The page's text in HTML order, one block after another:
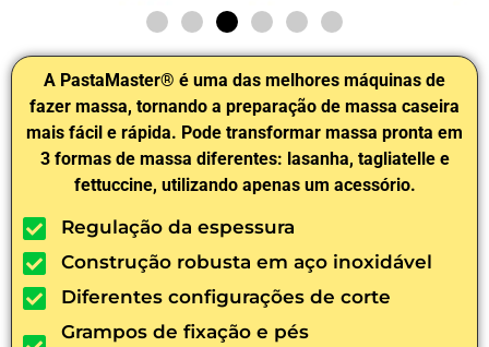
A PastaMaster® é uma das melhores máquinas de
fazer massa, tornando a preparação de massa caseira
mais fácil e rápida. Pode transformar massa pronta em
3 formas de massa diferentes: lasanha, tagliatelle e
fettuccine, utilizando apenas um acessório.
Regulação da espessura
Construção robusta em aço inoxidável
Diferentes configurações de corte
Grampos de fixação e pés